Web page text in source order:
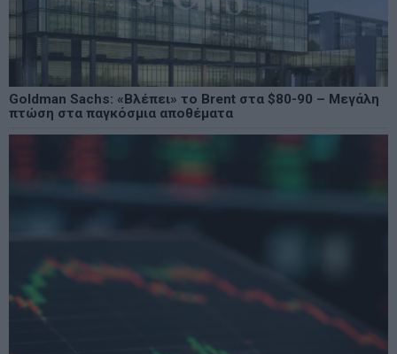
Goldman Sachs: «Βλέπει» το Brent στα $80-90 – Μεγάλη
πτώση στα παγκόσμια αποθέματα